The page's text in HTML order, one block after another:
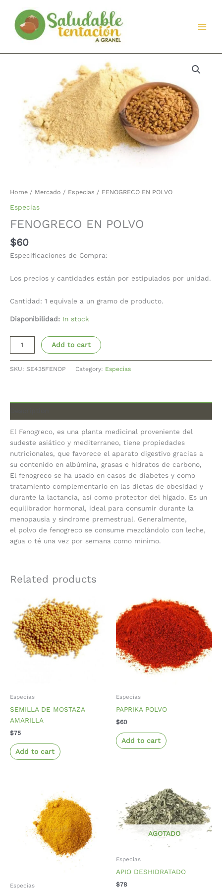
contenido
Home / Mercado / Especias / FENOGRECO EN POLVO
Especias
FENOGRECO EN POLVO
$60
Especificaciones de Compra:
Los precios y cantidades están por estipulados por unidad.
Cantidad: 1 equivale a un gramo de producto.
Disponibilidad: In stock
Add to cart
SKU: SE435FENOP Category: Especias
El Fenogreco, es una planta medicinal proveniente del
sudeste asiático y mediterraneo, tiene propiedades
nutricionales, que favorece el aparato digestivo gracias a
su contenido en albúmina, grasas e hidratos de carbono,
El fenogreco se ha usado en casos de diabetes y como
tratamiento complementario en las dietas de obesidad y
durante la lactancia, así como protector del hígado. Es un
equilibrador hormonal, ideal para consumir durante la
menopausia y sindrome premestrual. Generalmente,
el polvo de fenogreco se consume mezclándolo con leche,
agua o té una vez por semana como mínimo.
Related products
Especias
SEMILLA DE MOSTAZA
AMARILLA
$75
Add to cart
Especias
PAPRIKA POLVO
$60
Add to cart
Especias
AGOTADO
Especias
APIO DESHIDRATADO
$78